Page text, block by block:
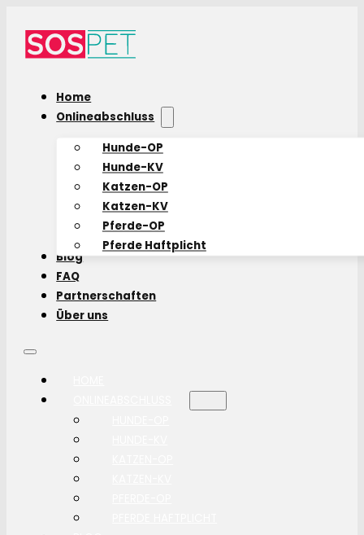
Home
Onlineabschluss
Hunde-OP
Hunde-KV
Katzen-OP
Katzen-KV
Pferde-OP
Pferde Haftplicht
Blog
FAQ
Partnerschaften
Über uns